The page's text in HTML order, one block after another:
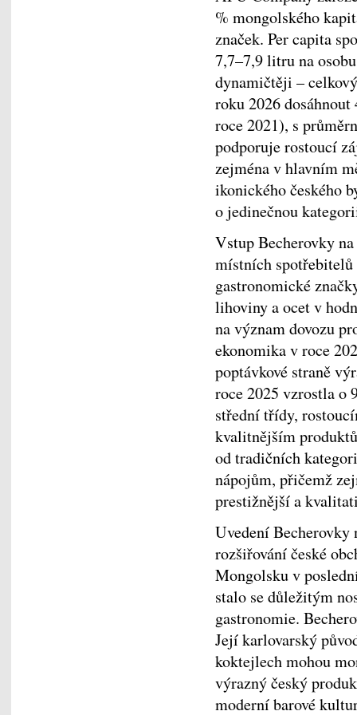
% mongolského
značek. Per capita
7,7–7,9 litru na
dynamičtěji –
roku 2026
roce 2021), s
podporuje rostoucí
zejména v hlavním
ikonického českého
o jedinečnou
Vstup Becherovky
místních spotřebitelů
gastronomické
lihoviny a ocet v
na význam dovozu
ekonomika v roce
poptávkové straně
roce 2025 vzrostla o
střední třídy,
kvalitnějším
od tradičních
nápojům, přičemž
prestižnější a
Uvedení
rozšiřování české
Mongolsku v
stalo se důležitým
gastronomie.
Její karlovarský
koktejlech mohou
výrazný český
moderní barové